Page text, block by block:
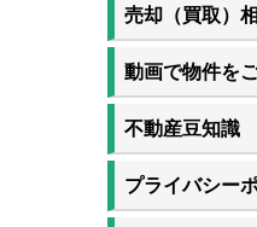
売却（買取）
動画で物件を
不動産豆知識
プライバシー